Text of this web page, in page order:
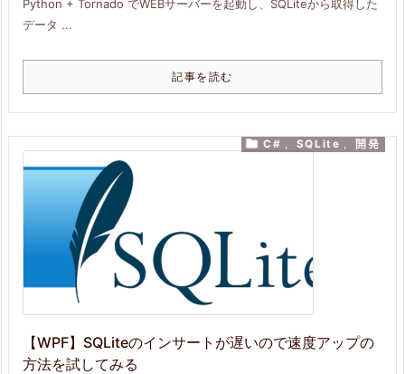
Python + Tornado でWEBサーバーを起動し、SQLiteから取得した
データ ...
記事を読む
【WPF】SQLiteのインサートが遅いので速度アップの
方法を試してみる
 C# , SQLite , 開発